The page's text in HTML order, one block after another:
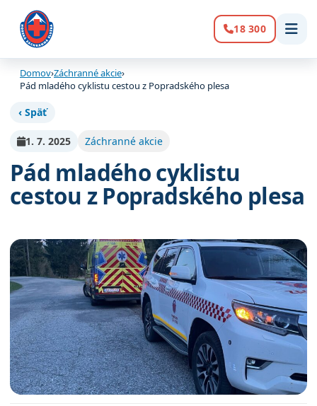
Volanie:
18 300
Domov›Záchranné akcie›
Pád mladého cyklistu cestou z Popradského plesa
‹ Späť
1. 7. 2025 Záchranné akcie
Pád mladého cyklistu
cestou z Popradského plesa